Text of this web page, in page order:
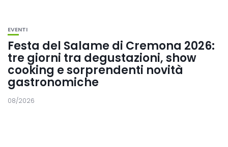
EVENTI
Festa del Salame di Cremona 2026:
tre giorni tra degustazioni, show
cooking e sorprendenti novità
gastronomiche
08/2026